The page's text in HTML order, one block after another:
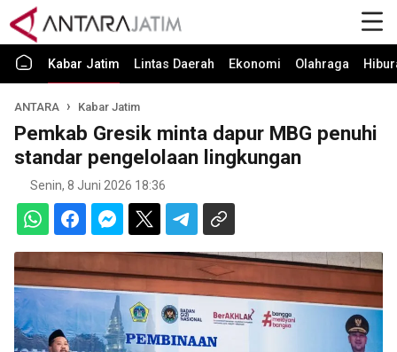
Kabar Jatim Lintas Daerah Ekonomi Olahraga
ANTARA Kabar Jatim
Pemkab Gresik minta dapur MBG penuhi
standar pengelolaan lingkungan
Senin, 8 Juni 2026 18:36